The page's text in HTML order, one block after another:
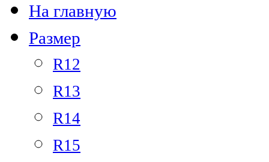
На главную
Размер
R12
R13
R14
R15